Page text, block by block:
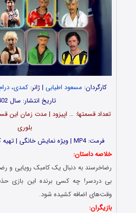
کارگردان: مسعود اطیابی | ژانر:کمدی،
تاریخ انتشار: سال 1402
بلوری
فرمت: MP4 | ویژه نمایش خانگی | تهیه کننده: احسان ظلی‌پور
خلاصه داستان:
رضاخرسند به دنبال یک کامبک رویایی و
بی دردسر! چه کسی برنده این بازی
وقت‌های اضافه کشیده شود.
بازیگران: